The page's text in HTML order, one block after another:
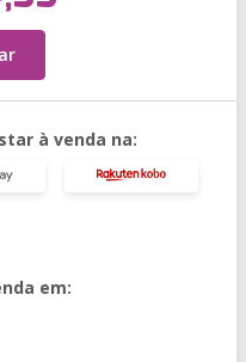
à venda na:
em: